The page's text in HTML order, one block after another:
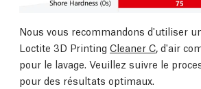
Nous vous recommandons d'utiliser
Loctite 3D Printing Cleaner C, d'air
pour le lavage. Veuillez suivre le
pour des résultats optimaux.